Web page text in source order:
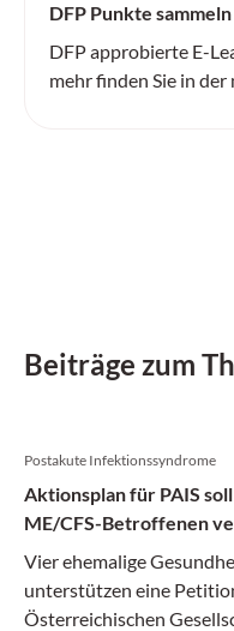
DFP Punkte
DFP approbierte E-
mehr finden Sie in
Beiträge zum
Postakute Infektionssyndrome
Aktionsplan für PAIS
ME/CFS-Betroffenen
Vier ehemalige
unterstützen eine
Österreichischen